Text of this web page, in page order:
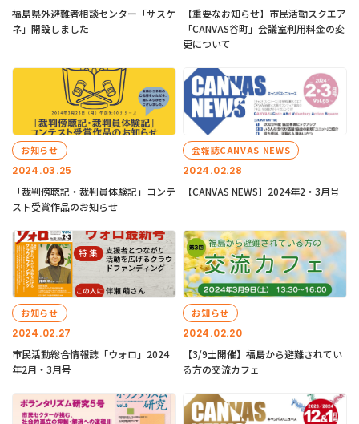
福島県外避難者相談センター「サスケ
ネ」開設しました
【重要なお知らせ】市民活動スクエア
「CANVAS谷町」会議室利用料金の変
更について
2024.03.25
お知らせ
「裁判傍聴記・裁判員体験記」コンテ
スト受賞作品のお知らせ
2024.02.28
会報誌CANVAS NEWS
【CANVAS NEWS】2024年2・3月号
2024.02.27
お知らせ
市民活動総合情報誌「ウォロ」2024
年2月・3月号
2024.02.20
お知らせ
【3/9土開催】福島から避難されてい
る方の交流カフェ